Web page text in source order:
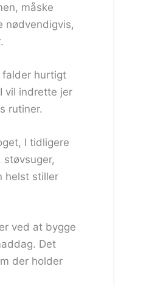
måske
nødvendigvis,
falder hurtigt
vil indrette jer
rutiner.
I tidligere
helst stiller
ved at bygge
Det
der holder